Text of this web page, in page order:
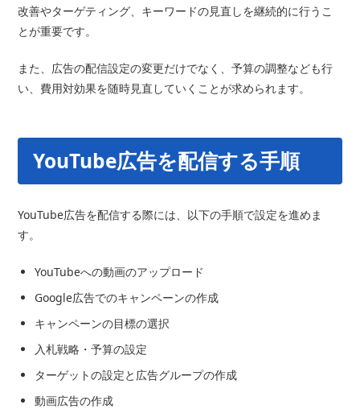
改善やターゲティング、キーワードの見直しを継続的に行うこ
とが重要です。
また、広告の配信設定の変更だけでなく、予算の調整なども行
い、費用対効果を随時見直していくことが求められます。
YouTube広告を配信する手順
YouTube広告を配信する際には、以下の手順で設定を進めま
す。
YouTubeへの動画のアップロード
Google広告でのキャンペーンの作成
キャンペーンの目標の選択
入札戦略・予算の設定
ターゲットの設定と広告グループの作成
動画広告の作成